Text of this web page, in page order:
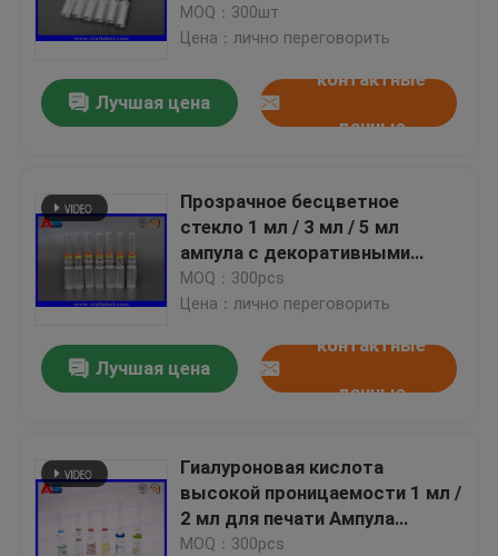
3 мл 4 мл 5 мл 10 мл
MOQ：300шт
Цена：лично переговорить
Лучшая цена
контактные
данные
Прозрачное бесцветное
стекло 1 мл / 3 мл / 5 мл
ампула с декоративными
кольцами
MOQ：300pcs
Цена：лично переговорить
Лучшая цена
контактные
данные
Гиалуроновая кислота
высокой проницаемости 1 мл /
2 мл для печати Ампула
Прозрачный стеклянный
MOQ：300pcs